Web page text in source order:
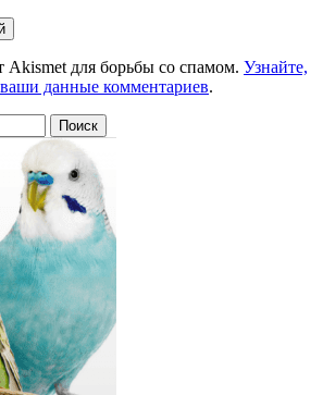
Akismet для борьбы со спамом. Узнайте,
данные комментариев.